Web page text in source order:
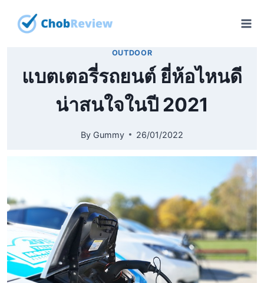
OUTDOOR
แบตเตอรี่รถยนต์ ยี่ห้อไหนดี
น่าสนใจในปี 2021
By Gummy 26/01/2022